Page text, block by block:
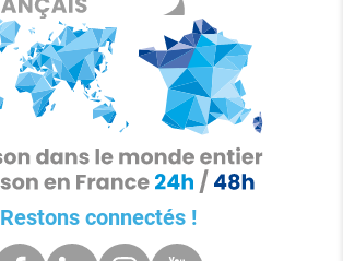
Restons connectés !